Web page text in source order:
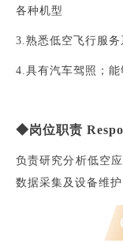
各种机型
3.熟悉低空飞行服
4.具有汽车驾照；
◆岗位职责
负责研究分析低空
数据采集及设备维